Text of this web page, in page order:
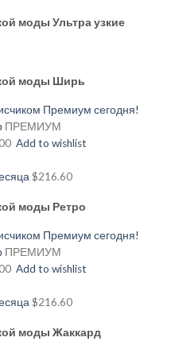
моды Ультра узкие
моды Ширь
Премиум сегодня!
ПРЕМИУМ
Add to wishlist
$216.60
моды Ретро
Премиум сегодня!
ПРЕМИУМ
Add to wishlist
$216.60
моды Жаккард